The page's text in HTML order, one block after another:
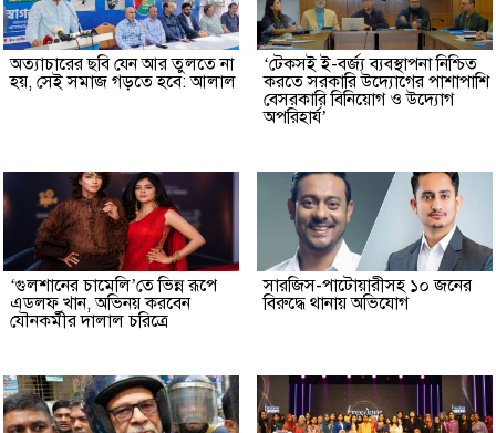
অত্যাচারের ছবি যেন আর তুলতে না
হয়, সেই সমাজ গড়তে হবে: আলাল
‘টেকসই ই-বর্জ্য ব্যবস্থাপনা নিশ্চিত
করতে সরকারি উদ্যোগের পাশাপাশি
বেসরকারি বিনিয়োগ ও উদ্যোগ
অপরিহার্য’
‘গুলশানের চামেলি’তে ভিন্ন রূপে
এডলফ খান, অভিনয় করবেন
যৌনকর্মীর দালাল চরিত্রে
সারজিস-পাটোয়ারীসহ ১০ জনের
বিরুদ্ধে থানায় অভিযোগ